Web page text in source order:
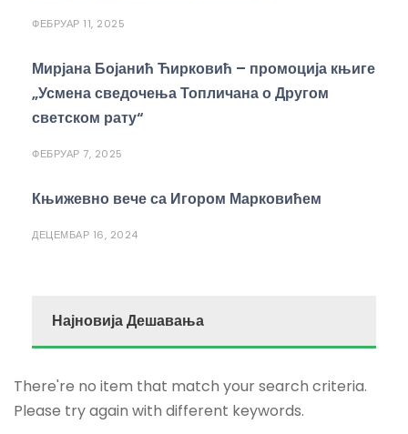
ФЕБРУАР 11, 2025
Мирјана Бојанић Ћирковић – промоција књиге
„Усмена сведочења Топличана о Другом
светском рату“
ФЕБРУАР 7, 2025
Књижевно вече са Игором Марковићем
ДЕЦЕМБАР 16, 2024
Најновија Дешавања
There're no item that match your search criteria.
Please try again with different keywords.